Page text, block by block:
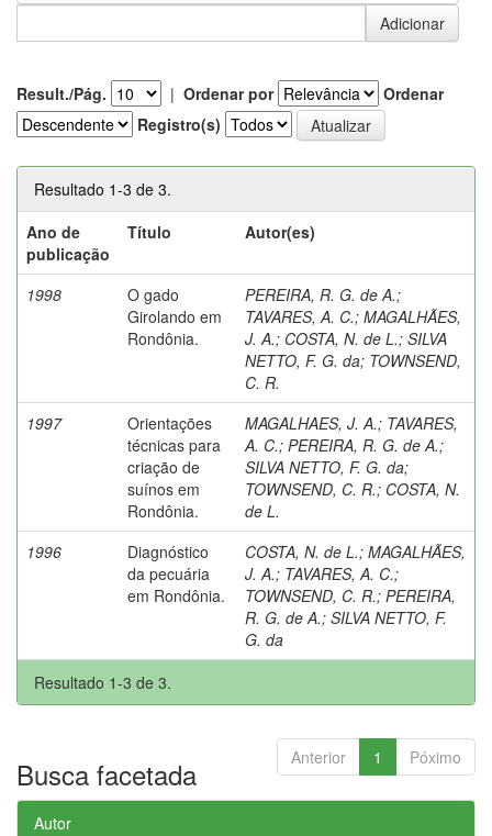
Result./Pág. | Ordenar por
Ordenar
Registro(s)
Resultado 1-3 de 3.
Ano de
publicação
Título Autor(es)
1998
O gado
Girolando em
Rondônia.
PEREIRA, R. G. de A.;
TAVARES, A. C.; MAGALHÃES,
J. A.; COSTA, N. de L.; SILVA
NETTO, F. G. da; TOWNSEND,
C. R.
1997
Orientações
técnicas para
criação de
suínos em
Rondônia.
MAGALHAES, J. A.; TAVARES,
A. C.; PEREIRA, R. G. de A.;
SILVA NETTO, F. G. da;
TOWNSEND, C. R.; COSTA, N.
de L.
1996
Diagnóstico
da pecuária
em Rondônia.
COSTA, N. de L.; MAGALHÃES,
J. A.; TAVARES, A. C.;
TOWNSEND, C. R.; PEREIRA,
R. G. de A.; SILVA NETTO, F.
G. da
Resultado 1-3 de 3.
Anterior 1 Póximo
Busca facetada
Autor